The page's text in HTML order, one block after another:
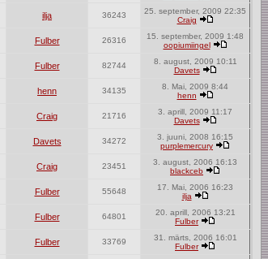
ilja 36243
25. september, 2009 22:35
Craig
Fulber 26316
15. september, 2009 1:48
oopiumiingel
Fulber 82744
8. august, 2009 10:11
Davets
henn 34135
8. Mai, 2009 8:44
henn
Craig 21716
3. aprill, 2009 11:17
Davets
Davets 34272
3. juuni, 2008 16:15
purplemercury
Craig 23451
3. august, 2006 16:13
blackceb
Fulber 55648
17. Mai, 2006 16:23
ilja
Fulber 64801
20. aprill, 2006 13:21
Fulber
Fulber 33769
31. märts, 2006 16:01
Fulber